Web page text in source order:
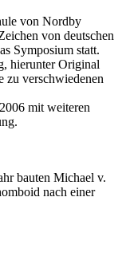
von Nordby
von deutschen
Symposium statt.
hierunter Original
zu verschwiedenen
mit weiteren
bauten Michael v.
nach einer